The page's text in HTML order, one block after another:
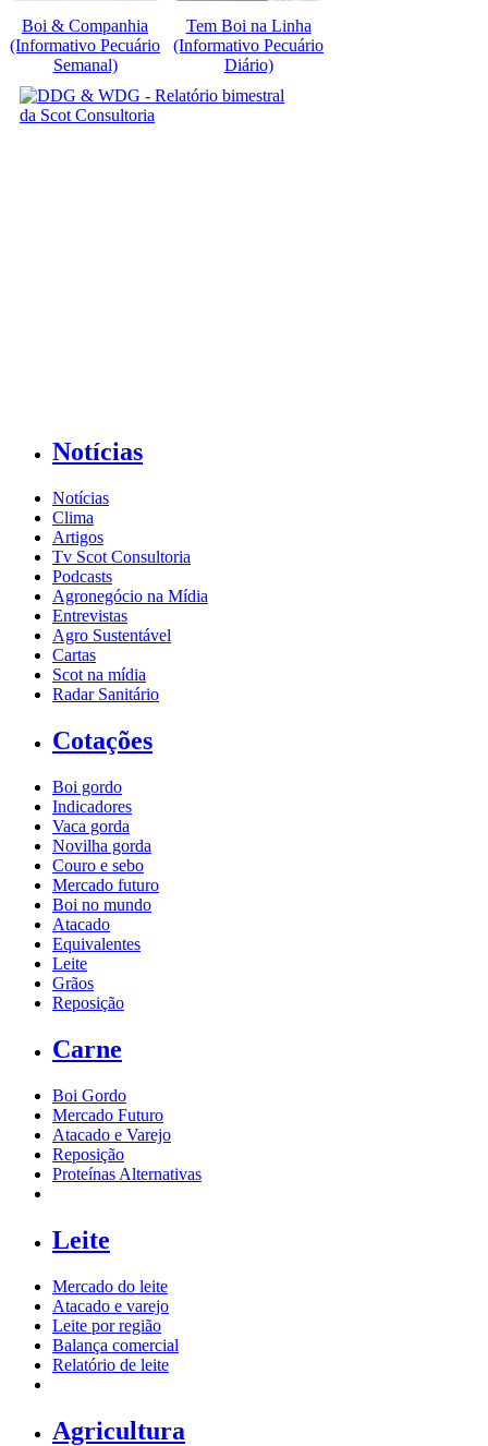
Boi & Companhia
(Informativo Pecuário
Semanal)
Tem Boi na Linha
(Informativo Pecuário
Diário)
Notícias
Notícias
Clima
Artigos
Tv Scot Consultoria
Podcasts
Agronegócio na Mídia
Entrevistas
Agro Sustentável
Cartas
Scot na mídia
Radar Sanitário
Cotações
Boi gordo
Indicadores
Vaca gorda
Novilha gorda
Couro e sebo
Mercado futuro
Boi no mundo
Atacado
Equivalentes
Leite
Grãos
Reposição
Carne
Boi Gordo
Mercado Futuro
Atacado e Varejo
Reposição
Proteínas Alternativas
Leite
Mercado do leite
Atacado e varejo
Leite por região
Balança comercial
Relatório de leite
Agricultura